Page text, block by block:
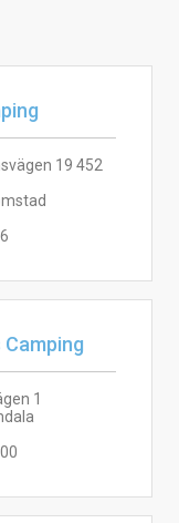
19 452
1